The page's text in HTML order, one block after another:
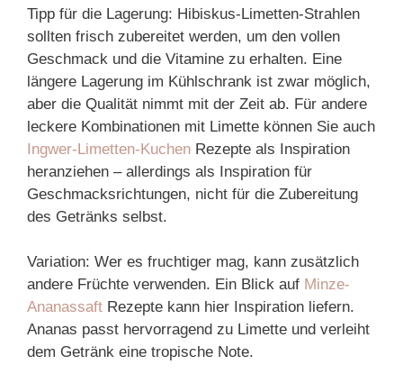
Tipp für die Lagerung: Hibiskus-Limetten-Strahlen
sollten frisch zubereitet werden, um den vollen
Geschmack und die Vitamine zu erhalten. Eine
längere Lagerung im Kühlschrank ist zwar möglich,
aber die Qualität nimmt mit der Zeit ab. Für andere
leckere Kombinationen mit Limette können Sie auch
Ingwer-Limetten-Kuchen Rezepte als Inspiration
heranziehen – allerdings als Inspiration für
Geschmacksrichtungen, nicht für die Zubereitung
des Getränks selbst.
Variation: Wer es fruchtiger mag, kann zusätzlich
andere Früchte verwenden. Ein Blick auf Minze-
Ananassaft Rezepte kann hier Inspiration liefern.
Ananas passt hervorragend zu Limette und verleiht
dem Getränk eine tropische Note.